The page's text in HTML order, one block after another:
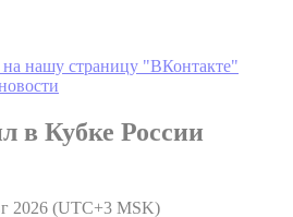
нашу страницу "ВКонтакте"
в Кубке России
2026 (UTC+3 MSK)